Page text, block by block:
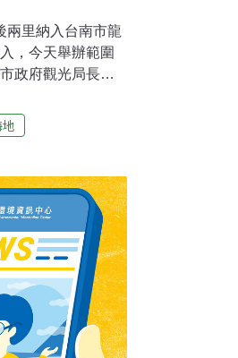
兩里納入台南市龍
，今天舉辦範圍
政府觀光局長郭
）桃園春天農場
初傳出疑似虐馬事
適合場內瘦弱馬
醫師等召開視訊
委員會清境農場協